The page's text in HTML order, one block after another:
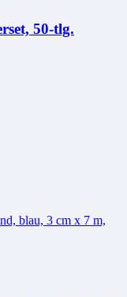
50-tlg.